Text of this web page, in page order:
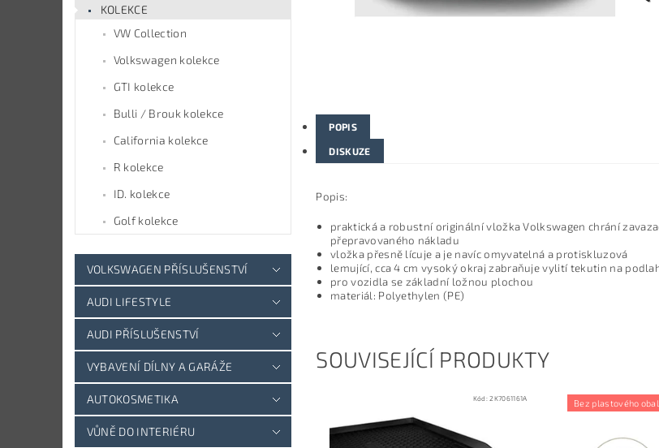
KOLEKCE
VW Collection
Volkswagen kolekce
GTI kolekce
Bulli / Brouk kolekce
California kolekce
R kolekce
ID. kolekce
Golf kolekce
VOLKSWAGEN PŘÍSLUŠENSTVÍ
AUDI LIFESTYLE
AUDI PŘÍSLUŠENSTVÍ
VYBAVENÍ DÍLNY A GARÁŽE
AUTOKOSMETIKA
VŮNĚ DO INTERIÉRU
POPIS
DISKUZE
Popis:
praktická a robustní originální vložka Volkswagen chrání
přepravovaného nákladu
vložka přesně lícuje a je navíc omyvatelná a protiskluzová
lemující, cca 4 cm vysoký okraj zabraňuje vylití tekutin na
pro vozidla se základní ložnou plochou
materiál: Polyethylen (PE)
SOUVISEJÍCÍ PRODUKTY
Kód:2K7061161A Bez plastového